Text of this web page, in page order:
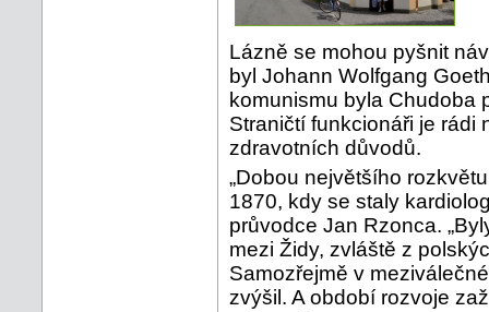
Lázně se mohou pyšnit
byl Johann Wolfgang
komunismu byla Chudoba
Straničtí funkcionáři je rádi
zdravotních důvodů.
„Dobou největšího
1870, kdy se staly
průvodce Jan Rzonca.
mezi Židy, zvláště z
Samozřejmě v
zvýšil. A období rozvoje